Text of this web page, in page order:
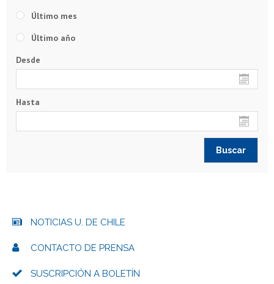
Último mes
Último año
Desde
Hasta
NOTICIAS U. DE CHILE
CONTACTO DE PRENSA
SUSCRIPCIÓN A BOLETÍN